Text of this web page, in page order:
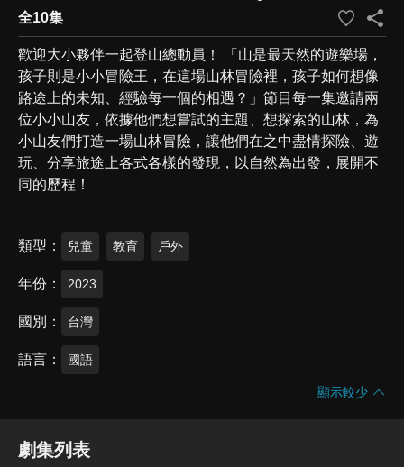
全10集
歡迎大小夥伴一起登山總動員！ 「山是最天然的遊樂場，
孩子則是小小冒險王，在這場山林冒險裡，孩子如何想像
路途上的未知、經驗每一個的相遇？」節目每一集邀請兩
位小小山友，依據他們想嘗試的主題、想探索的山林，為
小山友們打造一場山林冒險，讓他們在之中盡情探險、遊
玩、分享旅途上各式各樣的發現，以自然為出發，展開不
同的歷程！
類型 兒童 教育 戶外
年份 2023
國別 台灣
語言 國語
顯示較少
劇集列表